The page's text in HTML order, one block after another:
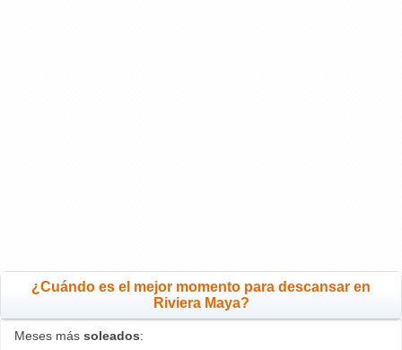
¿Cuándo es el mejor momento para descansar en
Riviera Maya?
Meses más soleados: